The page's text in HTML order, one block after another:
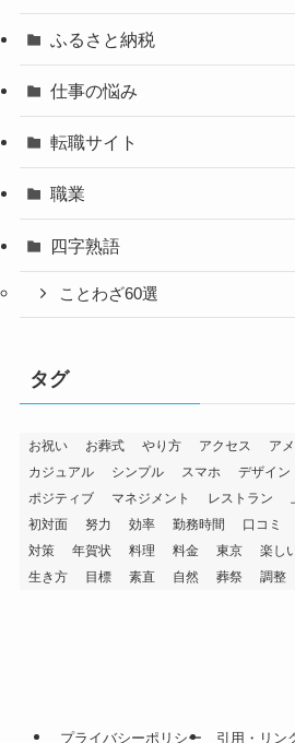
ふるさと納税
仕事の悩み
転職サイト
職業
四字熟語
ことわざ60選
タグ
お祝い お葬式 やり方 アクセス ア
カジュアル
シンプル スマホ デザイン
ポジティブ
マネジメント レストラン
初対面
努力 効率 勤務時間 口コミ
対策
年賀状 料理 料金 東京 楽し
生き方
目標 素直 自然 葬祭 調整
プライバシーポリシー 引用・リン